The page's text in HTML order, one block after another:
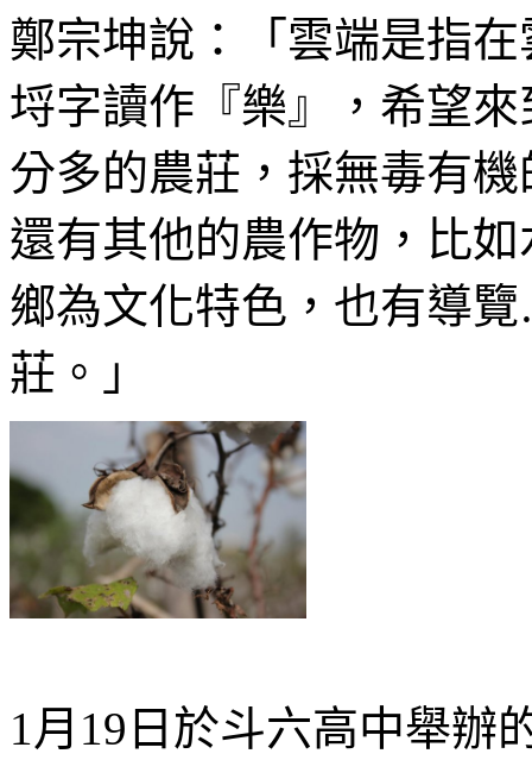
鄭宗坤說：「雲端是指
埒字讀作『樂』，希望
分多的農莊，採無毒有
還有其他的農作物，比
鄉為文化特色，也有導
莊。」
1月19日於斗六高中舉辦